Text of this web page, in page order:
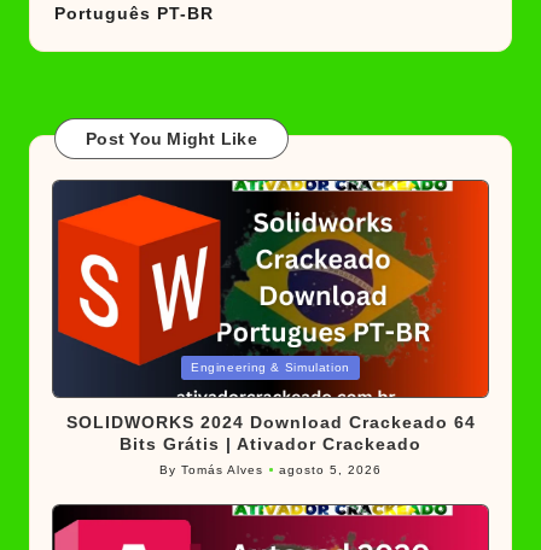
Português PT-BR
Post You Might Like
Engineering & Simulation
SOLIDWORKS 2024 Download Crackeado 64
Bits Grátis | Ativador Crackeado
Posted
ByTomás Alves agosto 5, 2026